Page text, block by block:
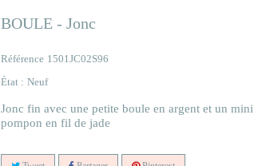
BOULE - Jonc
Référence 1501JC02S96
État : Neuf
Jonc fin avec une petite boule en argent et un mini
pompon en fil de jade